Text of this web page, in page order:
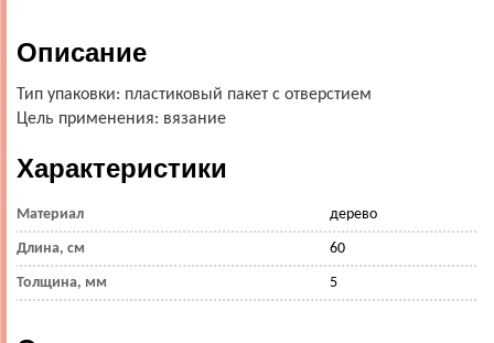
Описание
Тип упаковки: пластиковый пакет с отверстием
Цель применения: вязание
Характеристики
Материал дерево
Длина, см 60
Толщина, мм 5